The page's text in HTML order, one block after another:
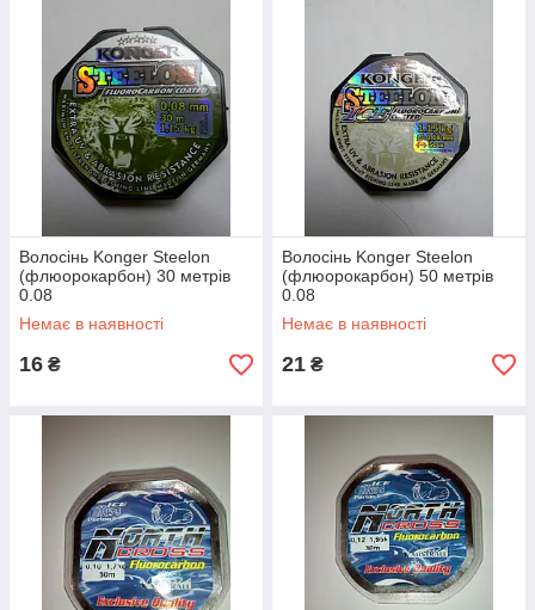
Волосінь Konger Steelon
(флюорокарбон) 30 метрів
0.08
Немає в наявності
16 ₴
Волосінь Konger Steelon
(флюорокарбон) 50 метрів
0.08
Немає в наявності
21 ₴